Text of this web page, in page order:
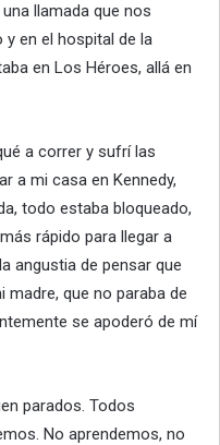
llamada que nos
y en el hospital de la
en Los Héroes, allá en
a correr y sufrí las
a mi casa en Kennedy,
todo estaba bloqueado,
rápido para llegar a
angustia de pensar que
madre, que no paraba de
se apoderó de mí
parados. Todos
No aprendemos, no